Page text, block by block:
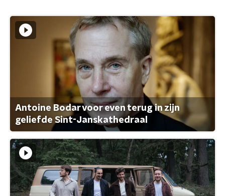
Antoine Bodar voor even terug in zijn
geliefde Sint-Janskathedraal